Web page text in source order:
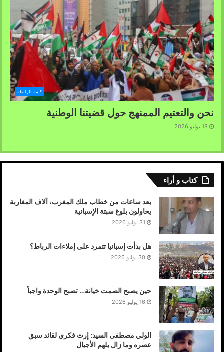
كلمة الرابطة
نحن والتعتيم الممنهج حول قضيتنا الوطنية
18 يوليو 2026
كتاب و أراء
بعد ساعات من خطاب ملك المغرب، آلاف المغاربة
يحاولون بلوغ سبتة الإسبانية
31 يوليو 2026
هل بدأت إسبانيا تتمرد على إملاءات الرباط؟
30 يوليو 2026
حين يصبح الصمت خيانة… تصبح الوحدة واجباً
16 يوليو 2026
الولي مصطفى السيد: إرث فكري لقائد سبق
عصره وما زال يلهم الأجيال